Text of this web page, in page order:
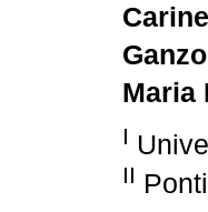
Maria
I
II